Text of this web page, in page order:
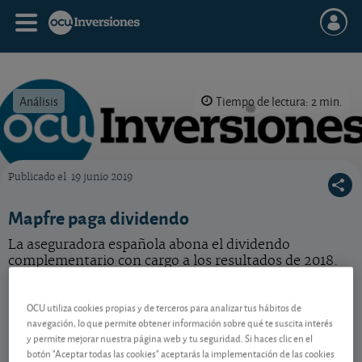
Análisis Tiempo de lectura: 2 min.
Publicado el 19 junio 2019
Mapfre paga dividendo
La aseguradora española abona el dividendo
complementario con cargo a los resultados de 2018.
ES0124244E34
07/08/2026 Madrid
-0,054 EUR (-1,21 %)
OCU utiliza cookies propias y de terceros para analizar tus hábitos de
navegación, lo que permite obtener información sobre qué te suscita interés
y permite mejorar nuestra página web y tu seguridad. Si haces clic en el
botón "Aceptar todas las cookies" aceptarás la implementación de las cookies